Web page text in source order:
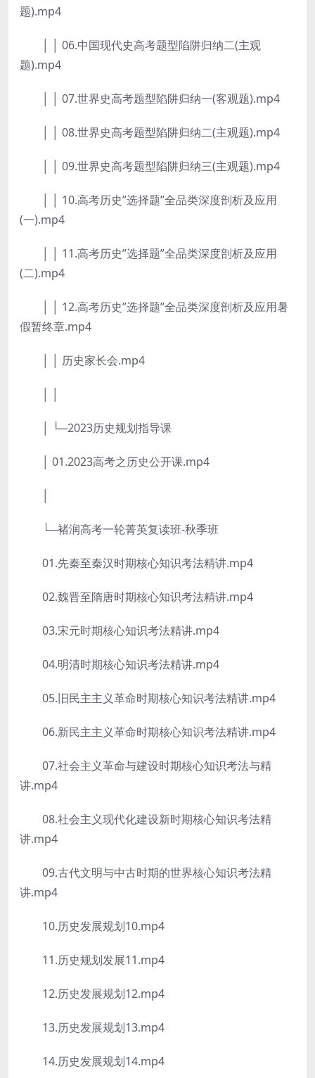
题).mp4
│ │ 06.中国现代史高考题型陷阱归纳二(主观
题).mp4
│ │ 07.世界史高考题型陷阱归纳一(客观题).mp4
│ │ 08.世界史高考题型陷阱归纳二(主观题).mp4
│ │ 09.世界史高考题型陷阱归纳三(主观题).mp4
│ │ 10.高考历史”选择题”全品类深度剖析及应用
(一).mp4
│ │ 11.高考历史”选择题”全品类深度剖析及应用
(二).mp4
│ │ 12.高考历史”选择题”全品类深度剖析及应用暑
假暂终章.mp4
│ │ 历史家长会.mp4
│ └─2023历史规划指导课
│ 01.2023高考之历史公开课.mp4
└─褚润高考一轮菁英复读班-秋季班
01.先秦至秦汉时期核心知识考法精讲.mp4
02.魏晋至隋唐时期核心知识考法精讲.mp4
03.宋元时期核心知识考法精讲.mp4
04.明清时期核心知识考法精讲.mp4
05.旧民主主义革命时期核心知识考法精讲.mp4
06.新民主主义革命时期核心知识考法精讲.mp4
07.社会主义革命与建设时期核心知识考法与精
讲.mp4
08.社会主义现代化建设新时期核心知识考法精
讲.mp4
09.古代文明与中古时期的世界核心知识考法精
讲.mp4
10.历史发展规划10.mp4
11.历史规划发展11.mp4
12.历史发展规划12.mp4
13.历史发展规划13.mp4
14.历史发展规划14.mp4